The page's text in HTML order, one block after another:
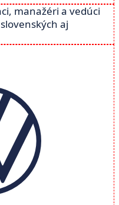
manažéri a vedúci
aj